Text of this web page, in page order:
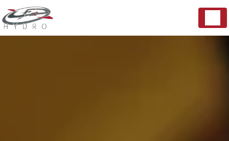
Panneau de gestion des cookies